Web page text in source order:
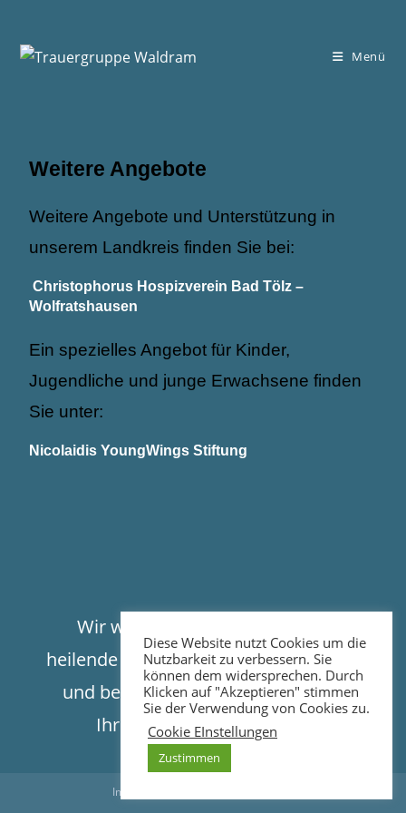
Menü
Weitere Angebote
Weitere Angebote und Unterstützung in
unserem Landkreis finden Sie bei:
Christophorus Hospizverein Bad Tölz –
Wolfratshausen
Ein spezielles Angebot für Kinder,
Jugendliche und junge Erwachsene finden
Sie unter:
Nicolaidis YoungWings Stiftung
Wir wünschen Ihnen, dass Sie die
heilende Kraft der Trauer spüren können
und begleiten Sie gerne ein Stück auf
Ihrem Weg zurück ins Leben.
Impressum
Diese Website nutzt Cookies um die
Nutzbarkeit zu verbessern. Sie
können dem widersprechen. Durch
Klicken auf "Akzeptieren" stimmen
Sie der Verwendung von Cookies zu.
Cookie EInstellungen
Zustimmen